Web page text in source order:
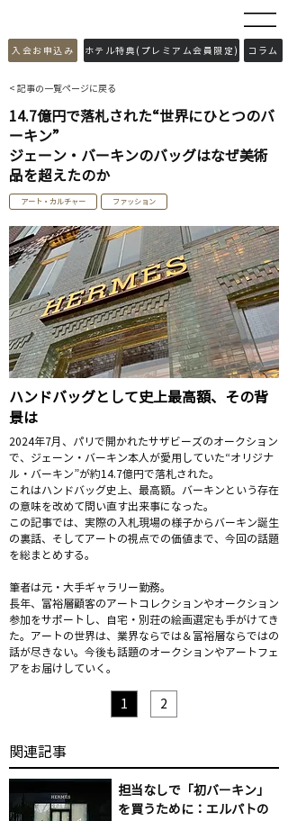
​入会お申込み ホテル特典(プレミアム会員限定) コラム
< 記事の一覧ページに戻る
14.7億円で落札された“世界にひとつのバ
ーキン”
ジェーン・バーキンのバッグはなぜ美術
品を超えたのか
アート・カルチャー ファッション
ハンドバッグとして史上最高額、その背
景は
2024年7月、パリで開かれたサザビーズのオークション
で、ジェーン・バーキン本人が愛用していた“オリジナ
ル・バーキン”が約14.7億円で落札された。
これはハンドバッグ史上、最高額。バーキンという存在
の意味を改めて問い直す出来事になった。
この記事では、実際の入札現場の様子からバーキン誕生
の裏話、そしてアートの視点での価値まで、今回の話題
を総まとめする。
筆者は元・大手ギャラリー勤務。
長年、富裕層顧客のアートコレクションやオークション
参加をサポートし、自宅・別荘の絵画選定も手がけてき
た。アートの世界は、業界ならでは＆富裕層ならではの
話が尽きない。今後も話題のオークションやアートフェ
アをお届けしていく。
1 2
​関連記事
担当なしで「初バーキン」
を買うために：エルパトの